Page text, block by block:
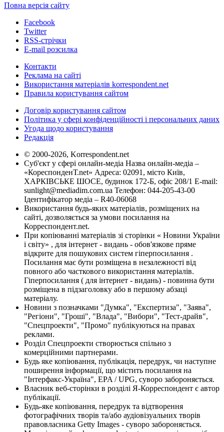
Повна версія сайту
Facebook
Twitter
RSS-стрічки
E-mail розсилка
Контакти
Реклама на сайті
Використання матеріалів korrespondent.net
Правила користування сайтом
Договір користування сайтом
Політика у сфері конфіденційності і персональних даних
Угода щодо користування
Редакція
© 2000-2026, Korrespondent.net
Суб'єкт у сфері онлайн-медіа Назва онлайн-медіа –
«КореспонденТ.net» Адреса: 02091, місто Київ,
ХАРКІВСЬКЕ ШОСЕ, будинок 172-Б, офіс 208/1 E-mail:
sunlight@mediadim.com.ua Телефон: 044-205-43-00
Ідентифікатор медіа – R40-06068
Використання будь-яких матеріалів, розміщених на
сайті, дозволяється за умови посилання на
Корреспондент.net.
При копіюванні матеріалів зі сторінки « Новини України
і світу» , для інтернет - видань - обов'язкове пряме
відкрите для пошукових систем гіперпосилання .
Посилання має бути розміщена в незалежності від
повного або часткового використання матеріалів.
Гіперпосилання ( для інтернет - видань) - повинна бути
розміщена в підзаголовку або в першому абзаці
матеріалу.
Новини з позначками "Думка", "Експертиза", "Заява",
"Регіони", "Гроші", "Влада", "Вибори", "Тест-драйв",
"Спецпроекти", "Промо" публікуються на правах
реклами.
Розділ Спецпроекти створюється спільно з
комерційними партнерами.
Будь яке копіювання, публікація, передрук, чи наступне
поширення інформації, що містить посилання на
"Інтерфакс-Україна", EPA / UPG, суворо забороняється.
Власник веб-сторінки в розділі Я-Корреспондент є автор
публікації.
Будь-яке копіювання, передрук та відтворення
фотографічних творів та/або аудіовізуальних творів
правовласника Getty Images - суворо забороняється.